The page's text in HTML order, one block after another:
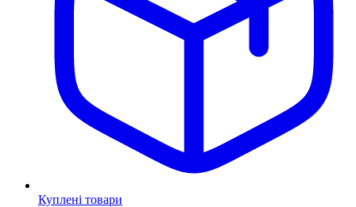
Куплені товари